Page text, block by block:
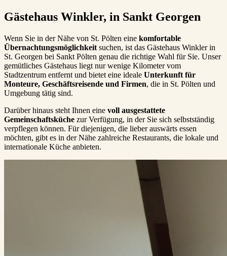
Gästehaus Winkler, in Sankt Georgen
Wenn Sie in der Nähe von St. Pölten eine komfortable
Übernachtungsmöglichkeit suchen, ist das Gästehaus Winkler in
St. Georgen bei Sankt Pölten genau die richtige Wahl für Sie. Unser
gemütliches Gästehaus liegt nur wenige Kilometer vom
Stadtzentrum entfernt und bietet eine ideale Unterkunft für
Monteure, Geschäftsreisende und Firmen, die in St. Pölten und
Umgebung tätig sind.
Darüber hinaus steht Ihnen eine voll ausgestattete
Gemeinschaftsküche zur Verfügung, in der Sie sich selbstständig
verpflegen können. Für diejenigen, die lieber auswärts essen
möchten, gibt es in der Nähe zahlreiche Restaurants, die lokale und
internationale Küche anbieten.